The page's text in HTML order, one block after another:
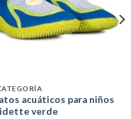
wishlist
acuáticos para niños
verde